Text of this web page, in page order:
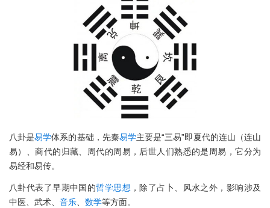
八卦是易学体系的基础，先秦易学主要是“三易”即夏代的连山（连山
易）、商代的归藏、周代的周易，后世人们熟悉的是周易，它分为
易经和易传。
八卦代表了早期中国的哲学思想 ，除了占卜、风水之外，影响涉及
中医、武术、 音乐、 数学等方面。